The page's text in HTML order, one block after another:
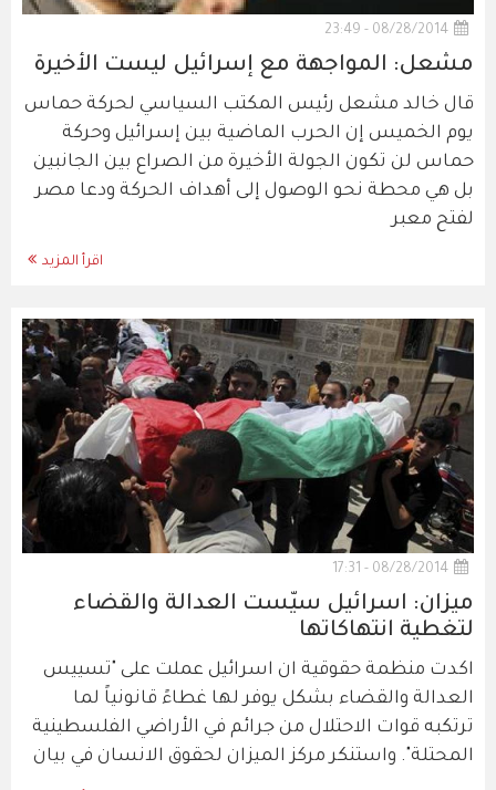
08/28/2014 - 23:49
مشعل: المواجهة مع إسرائيل ليست الأخيرة
قال خالد مشعل رئيس المكتب السياسي لحركة حماس
يوم الخميس إن الحرب الماضية بين إسرائيل وحركة
حماس لن تكون الجولة الأخيرة من الصراع بين الجانبين
بل هي محطة نحو الوصول إلى أهداف الحركة ودعا مصر
لفتح معبر
اقرأ المزيد
08/28/2014 - 17:31
ميزان: اسرائيل سيّست العدالة والقضاء
لتغطية انتهاكاتها
اكدت منظمة حقوقية ان اسرائيل عملت على "تسييس
العدالة والقضاء بشكل يوفر لها غطاءً قانونياً لما
ترتكبه قوات الاحتلال من جرائم في الأراضي الفلسطينية
المحتلة". واستنكر مركز الميزان لحقوق الانسان في بيان